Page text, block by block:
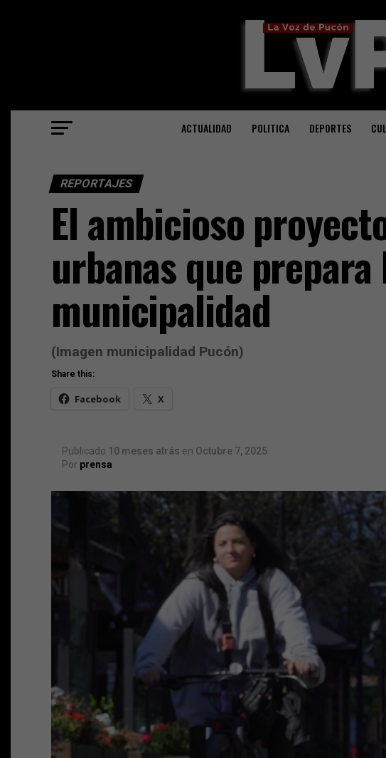
ACTUALIDAD POLITICA DEPORTES
REPORTAJES
El ambicioso
urbanas que prepara
municipalidad
(Imagen municipalidad Pucón)
Share this:
Facebook X
Publicado 10 meses atrás en Octubre 7, 2025
Por prensa